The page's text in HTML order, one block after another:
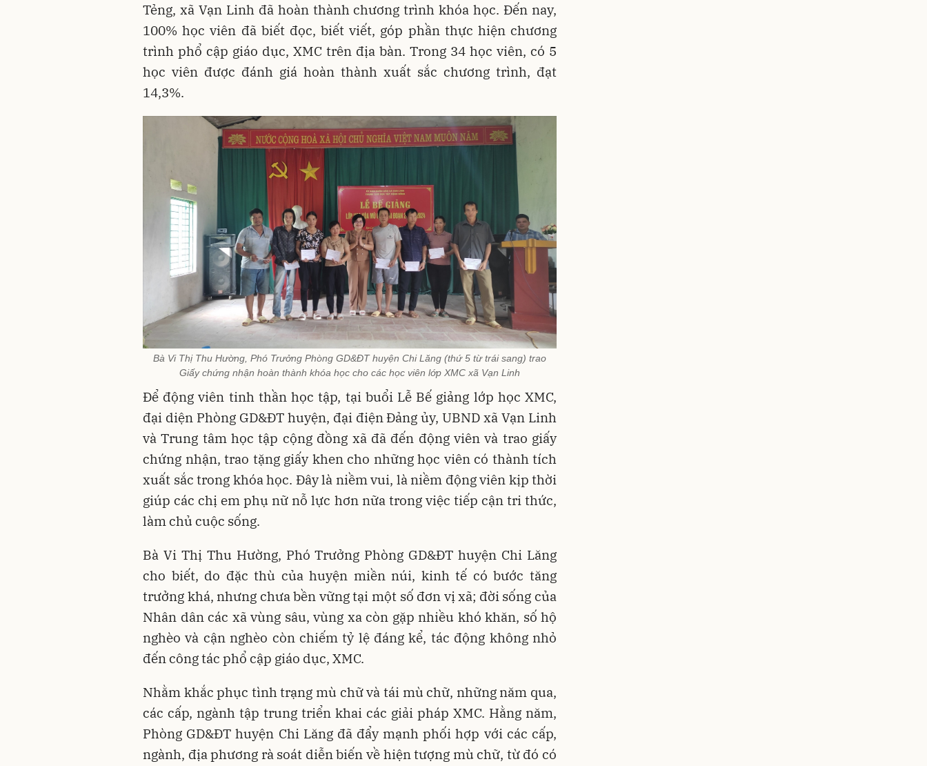
Tẻng, xã Vạn Linh đã hoàn thành chương trình khóa học. Đến nay,
100% học viên đã biết đọc, biết viết, góp phần thực hiện chương
trình phổ cập giáo dục, XMC trên địa bàn. Trong 34 học viên, có 5
học viên được đánh giá hoàn thành xuất sắc chương trình, đạt
14,3%.
Bà Vi Thị Thu Hường, Phó Trưởng Phòng GD&ĐT huyện Chi Lăng (thứ 5 từ trái sang) trao
Giấy chứng nhận hoàn thành khóa học cho các học viên lớp XMC xã Vạn Linh
Để động viên tinh thần học tập, tại buổi Lễ Bế giảng lớp học XMC,
đại diện Phòng GD&ĐT huyện, đại điện Đảng ủy, UBND xã Vạn Linh
và Trung tâm học tập cộng đồng xã đã đến động viên và trao giấy
chứng nhận, trao tặng giấy khen cho những học viên có thành tích
xuất sắc trong khóa học. Đây là niềm vui, là niềm động viên kịp thời
giúp các chị em phụ nữ nỗ lực hơn nữa trong việc tiếp cận tri thức,
làm chủ cuộc sống.
Bà Vi Thị Thu Hường, Phó Trưởng Phòng GD&ĐT huyện Chi Lăng
cho biết, do đặc thù của huyện miền núi, kinh tế có bước tăng
trưởng khá, nhưng chưa bền vững tại một số đơn vị xã; đời sống của
Nhân dân các xã vùng sâu, vùng xa còn gặp nhiều khó khăn, số hộ
nghèo và cận nghèo còn chiếm tỷ lệ đáng kể, tác động không nhỏ
đến công tác phổ cập giáo dục, XMC.
Nhằm khắc phục tình trạng mù chữ và tái mù chữ, những năm qua,
các cấp, ngành tập trung triển khai các giải pháp XMC. Hằng năm,
Phòng GD&ĐT huyện Chi Lăng đã đẩy mạnh phối hợp với các cấp,
ngành, địa phương rà soát diễn biến về hiện tượng mù chữ, từ đó có